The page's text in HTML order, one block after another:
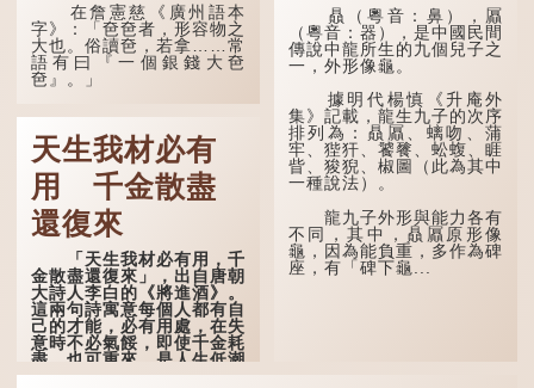
敗，便不肯罷休。
許多人對這上半句耳熟
能詳，但它其實還有下半句
——「不到黃河心不死」...
在詹憲慈《廣州語本
字》：「夿夿者，形容物之
大也。俗讀夿，若拿……常
語有曰『一個銀錢大夿
夿』。」
數量之大了。「大夿夿十萬
蚊」，就是說十萬元是一筆
大數目了。
不過，「夿」字本音讀
作「巴（bā）」，因此
「大夿夿」理應讀成「大巴
巴」。問題是，若依足本
音，...
天生我材必有
用 千金散盡
還復來
「天生我材必有用，千
金散盡還復來」，出自唐朝
大詩人李白的《將進酒》。
這兩句詩寓意每個人都有自
己的才能，必有用處，在失
意時不必氣餒，即使千金耗
盡，也可重來，是人生低潮
時激勵向上的名句。
贔（粵音：鼻），屭
（粵音：器），是中國民間
傳說中龍所生的九個兒子之
一，外形像龜。
據明代楊慎《升庵外
集》記載，龍生九子的次序
排列為：贔屭、螭吻、蒲
牢、狴犴、饕餮、蚣蝮、睚
眥、狻猊、椒圖（此為其中
一種說法）。
龍九子外形與能力各有
不同，其中，贔屭原形像
龜，因為能負重，多作為碑
座，有「碑下龜...